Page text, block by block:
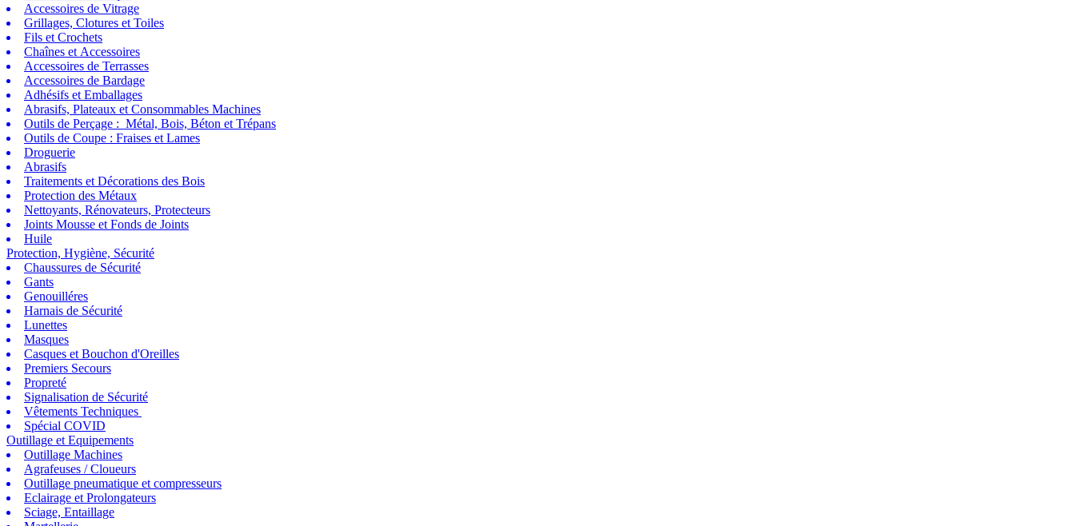
Accessoires de Vitrage
Grillages, Clotures et Toiles
Fils et Crochets
Chaînes et Accessoires
Accessoires de Terrasses
Accessoires de Bardage
Adhésifs et Emballages
Abrasifs, Plateaux et Consommables Machines
Outils de Perçage : Métal, Bois, Béton et Trépans
Outils de Coupe : Fraises et Lames
Droguerie
Abrasifs
Traitements et Décorations des Bois
Protection des Métaux
Nettoyants, Rénovateurs, Protecteurs
Joints Mousse et Fonds de Joints
Huile
Protection, Hygiène, Sécurité
Chaussures de Sécurité
Gants
Genouilléres
Harnais de Sécurité
Lunettes
Masques
Casques et Bouchon d'Oreilles
Premiers Secours
Propreté
Signalisation de Sécurité
Vêtements Techniques
Spécial COVID
Outillage et Equipements
Outillage Machines
Agrafeuses / Cloueurs
Outillage pneumatique et compresseurs
Eclairage et Prolongateurs
Sciage, Entaillage